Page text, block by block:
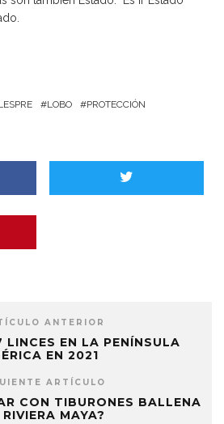
LOBO PROTECCIÓN
ANTERIOR
LINCES EN LA PENÍNSULA
EN 2021
ARTÍCULO
CON TIBURONES BALLENA
RIVIERA MAYA?